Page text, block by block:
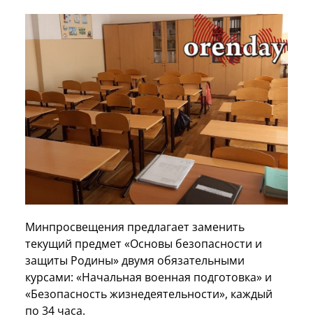
Минпросвещения предлагает заменить
текущий предмет «Основы безопасности и
защиты Родины» двумя обязательными
курсами: «Начальная военная подготовка» и
«Безопасность жизнедеятельности», каждый
по 34 часа.